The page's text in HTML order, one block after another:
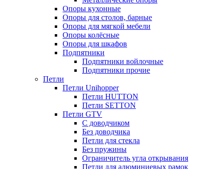
Опоры кухонные
Опоры для столов, барные
Опоры для мягкой мебели
Опоры колёсные
Опоры для шкафов
Подпятники
Подпятники войлочные
Подпятники прочие
Петли
Петли Unihopper
Петли HUTTON
Петли SETTON
Петли GTV
С доводчиком
Без доводчика
Петли для стекла
Без пружины
Ограничитель угла открывания
Петли для алюминиевых рамок